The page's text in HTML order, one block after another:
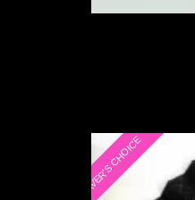
RAVER'S CHOICE